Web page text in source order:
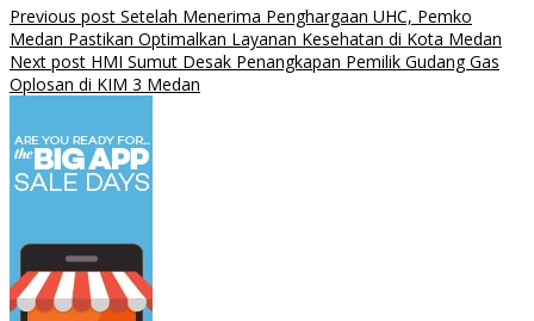
Post
navigation
Previous post Setelah Menerima Penghargaan UHC, Pemko
Medan Pastikan Optimalkan Layanan Kesehatan di Kota Medan
Next post HMI Sumut Desak Penangkapan Pemilik Gudang Gas
Oplosan di KIM 3 Medan